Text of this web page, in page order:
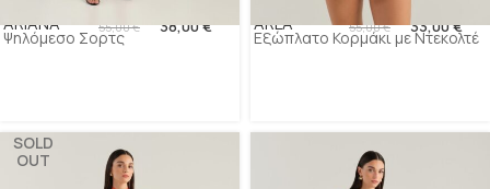
ARIANA 55,00€ 38,00€
Ψηλόμεσο Σορτς
ARLA 55,00€ 33,00€
Εξώπλατο Κορμάκι με Ντεκολτέ
SOLD
OUT